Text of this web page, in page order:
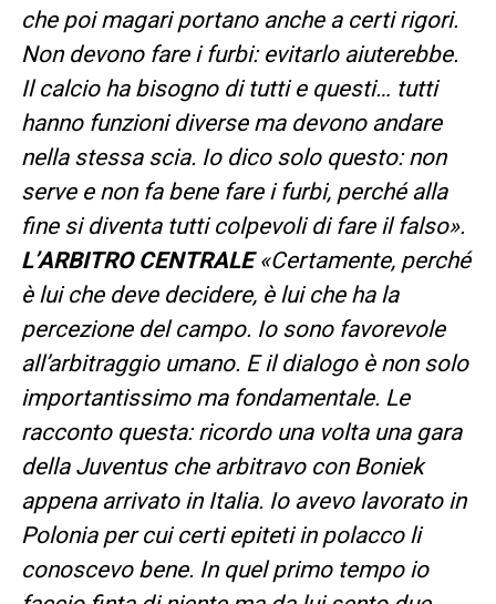
che poi magari portano anche a certi rigori.
Non devono fare i furbi: evitarlo aiuterebbe.
Il calcio ha bisogno di tutti e questi… tutti
hanno funzioni diverse ma devono andare
nella stessa scia. Io dico solo questo: non
serve e non fa bene fare i furbi, perché alla
fine si diventa tutti colpevoli di fare il falso».
L’ARBITRO CENTRALE«Certamente, perché
è lui che deve decidere, è lui che ha la
percezione del campo. Io sono favorevole
all’arbitraggio umano. E il dialogo è non solo
importantissimo ma fondamentale. Le
racconto questa: ricordo una volta una gara
della Juventus che arbitravo con Boniek
appena arrivato in Italia. Io avevo lavorato in
Polonia per cui certi epiteti in polacco li
conoscevo bene. In quel primo tempo io